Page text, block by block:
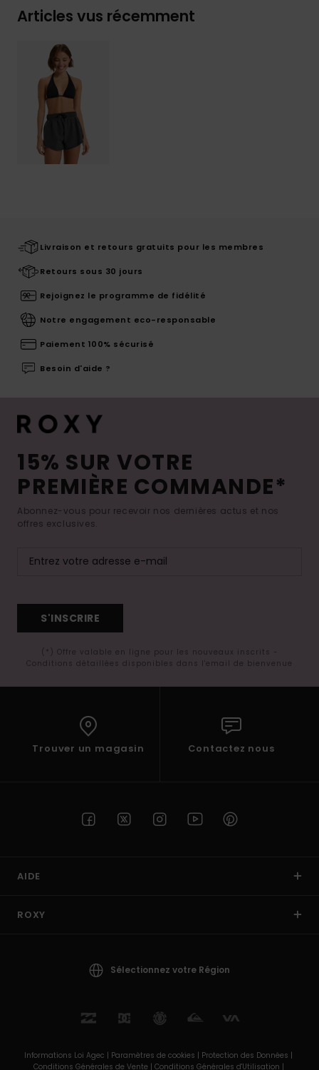
Articles vus récemment
Livraison et retours gratuits pour les membres
Retours sous 30 jours
Rejoignez le programme de fidélité
Notre engagement eco-responsable
Paiement 100% sécurisé
Besoin d'aide ?
15% SUR VOTRE
PREMIÈRE COMMANDE*
Abonnez-vous pour recevoir nos dernières actus et nos
offres exclusives.
S'INSCRIRE
(*) Offre valable en ligne pour les nouveaux inscrits -
Conditions détaillées disponibles dans l'email de bienvenue
Trouver un magasin Contactez nous
AIDE
ROXY
Sélectionnez votre Région
Informations Loi Agec | Paramètres de cookies | Protection des Données |
Conditions Générales de Vente | Conditions Générales d'Utilisation |